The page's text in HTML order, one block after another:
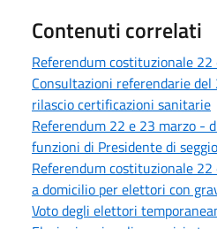
Contenuti correlati
Referendum costituzionale 22
Consultazioni referendarie
rilascio certificazioni sanitarie
Referendum 22 e 23 marzo -
funzioni di Presidente di seggio
Referendum costituzionale
a domicilio per elettori con
Voto degli elettori